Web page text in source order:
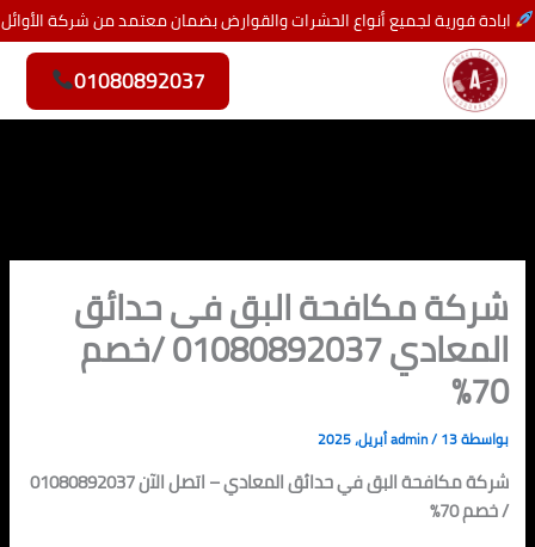
تخطي
إلى
المحتوى
ابادة فورية لجميع أنواع الحشرات والقوارض بضمان معتمد من شركة الأوائل
01080892037
شركة مكافحة البق فى حدائق
المعادي 01080892037 /خصم
70%
بواسطة admin/13 أبريل، 2025
شركة مكافحة البق في حدائق المعادي – اتصل الآن 01080892037
/ خصم 70%